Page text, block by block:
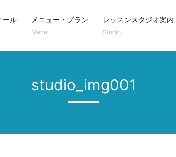
ール メニュー・プラン
Menu
レッスンスタジオ案内
Studio
studio_img001